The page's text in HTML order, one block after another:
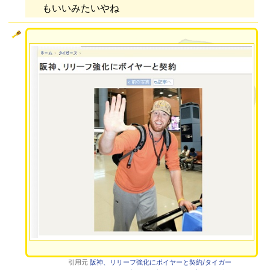
もいいみたいやね
引用元 阪神、リリーフ強化にボイヤーと契約/タイガー